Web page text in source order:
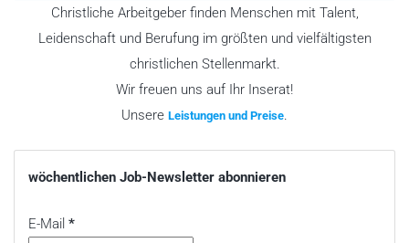
Christliche Arbeitgeber finden Menschen mit Talent,
Leidenschaft und Berufung im größten und vielfältigsten
christlichen Stellenmarkt.
Wir freuen uns auf Ihr Inserat!
Unsere Leistungen und Preise
wöchentlichen Job-Newsletter abonnieren
E-Mail *